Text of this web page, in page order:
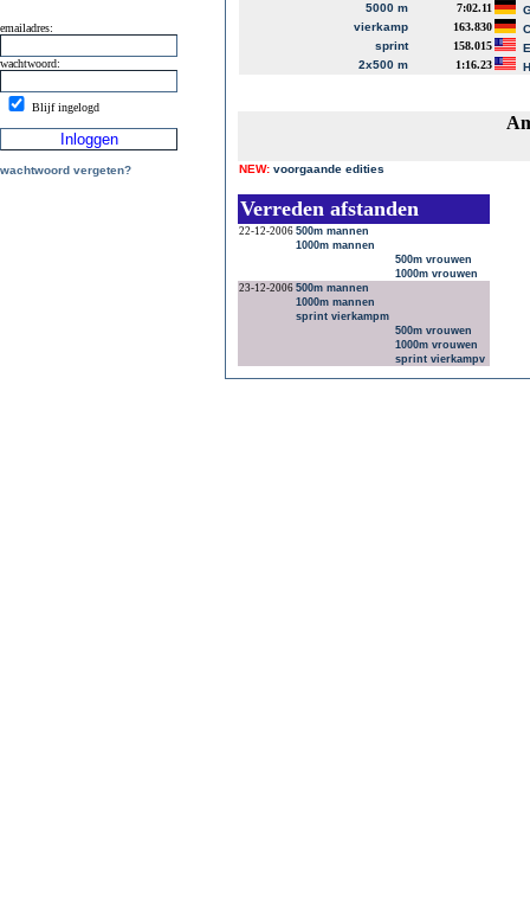
emailadres:
wachtwoord:
Blijf ingelogd
wachtwoord vergeten?
5000 m
7:02.11
vierkamp
163.830
sprint
158.015
2x500 m
1:16.23
NEW: voorgaande edities
Verreden afstanden
22-12-2006 500m mannen
1000m mannen
500m vrouwen
1000m vrouwen
23-12-2006 500m mannen
1000m mannen
sprint vierkampm
500m vrouwen
1000m vrouwen
sprint vierkampv